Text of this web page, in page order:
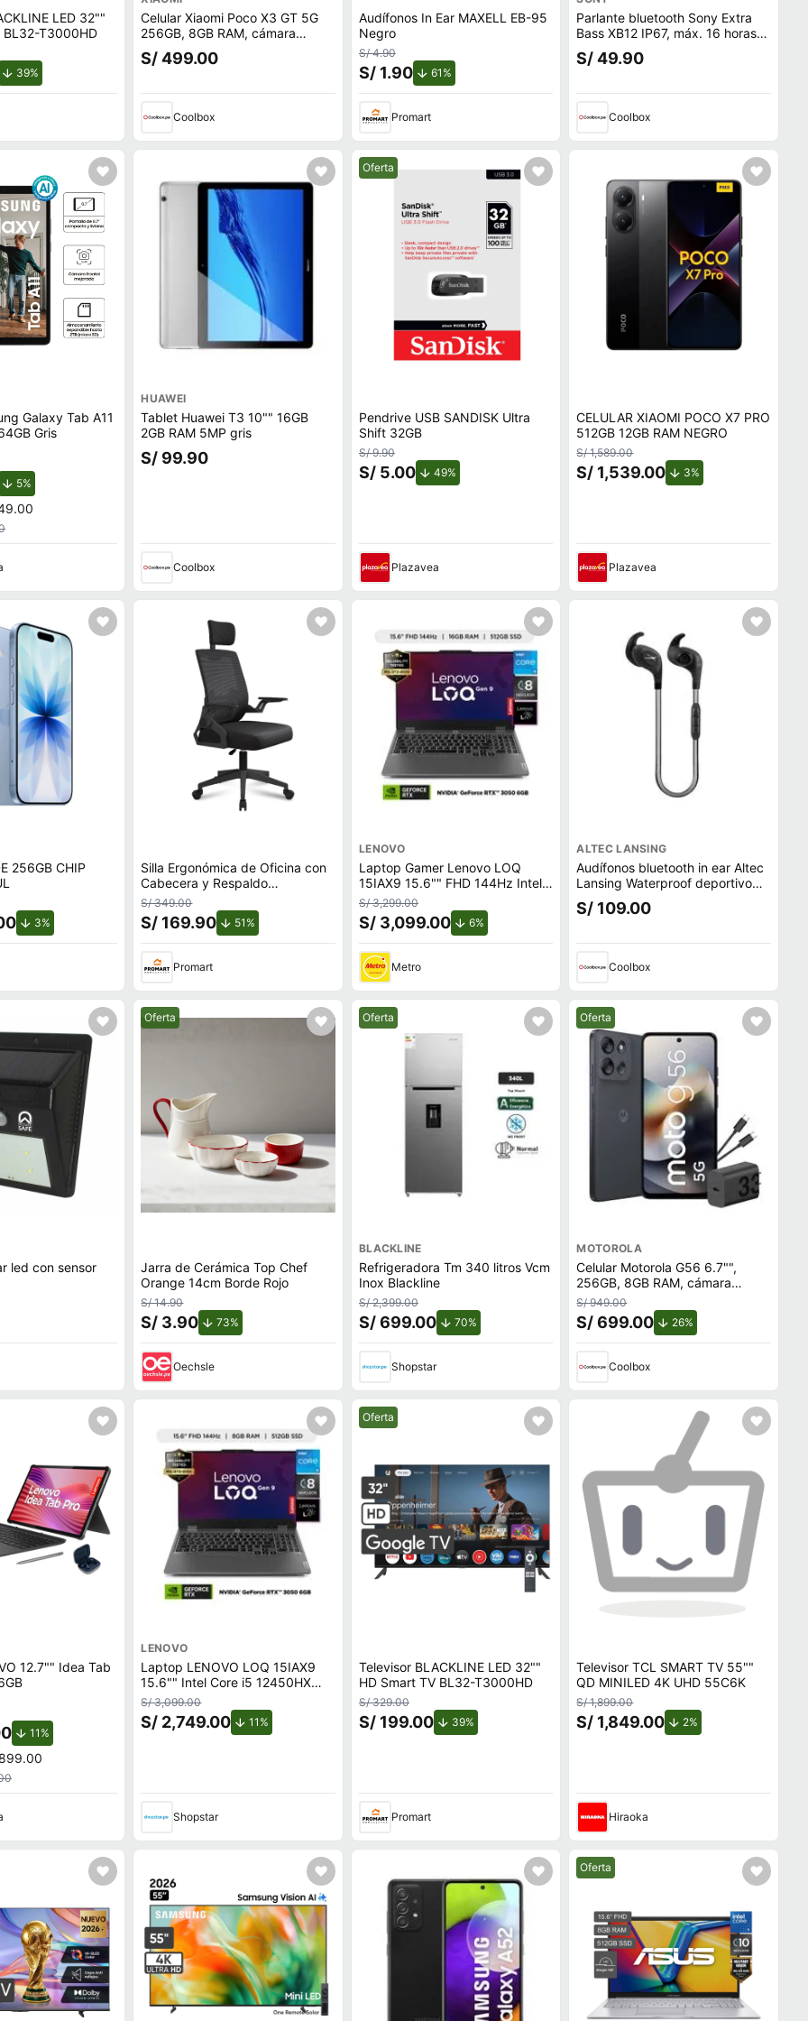
LED 32""
BL32-T3000HD
39%de descuento.
Celular Xiaomi Poco X3 GT 5G
256GB, 8GB RAM, cámara
trasera 64MP y frontal 16MP,
6.6"", negro
S/ 499.00
Coolbox
Audífonos In Ear MAXELL EB-95
Negro
S/ 4.90
S/ 1.90 61%de descuento.
Promart
Parlante bluetooth Sony Extra
Bass XB12 IP67, máx. 16 horas,
azul
S/ 49.90
Coolbox
Galaxy Tab A11
Gris
5%de descuento.
HUAWEI
Tablet Huawei T3 10"" 16GB
2GB RAM 5MP gris
S/ 99.90
Coolbox
Mejor precio.
Oferta
Pendrive USB SANDISK Ultra
Shift 32GB
S/ 9.90
S/ 5.00 49%de descuento.
Plazavea
CELULAR XIAOMI POCO X7 PRO
512GB 12GB RAM NEGRO
S/ 1,589.00
S/ 1,539.00 3%
Plazavea
256GB CHIP
3%de descuento.
Silla Ergonómica de Oficina con
Cabecera y Respaldo
Regulables
S/ 349.00
S/ 169.90 51%
Promart
LENOVO
Laptop Gamer Lenovo LOQ
15IAX9 15.6"" FHD 144Hz Intel
Core i5-12450HX 512GB SSD
16GB RTX 3050 6GB
S/ 3,299.00
S/ 3,099.00 6%de descuento.
Metro
ALTEC LANSING
Audífonos bluetooth in ear Altec
Lansing Waterproof deportivo
IPX6, micrófono incorporado,
máx. 6 horas, control volumen,
S/ 109.00
Coolbox
led con sensor
Mejor precio.
Oferta
Jarra de Cerámica Top Chef
Orange 14cm Borde Rojo
S/ 14.90
S/ 3.90 73%
Oechsle
Mejor precio.
Oferta
BLACKLINE
Refrigeradora Tm 340 litros Vcm
Inox Blackline
S/ 2,399.00
S/ 699.00 70%de descuento.
Shopstar
Mejor precio.
Oferta
MOTOROLA
Celular Motorola G56 6.7"",
256GB, 8GB RAM, cámara
trasera 50MP y frontal 32MP,
azul marino
S/ 949.00
S/ 699.00 26%
Coolbox
12.7"" Idea Tab
11%de descuento.
LENOVO
Laptop LENOVO LOQ 15IAX9
15.6"" Intel Core i5 12450HX
8GB 512GB SSD
S/ 3,099.00
S/ 2,749.00 11%
Shopstar
Mejor precio.
Oferta
Televisor BLACKLINE LED 32""
HD Smart TV BL32-T3000HD
S/ 329.00
S/ 199.00 39%de descuento.
Promart
Televisor TCL SMART TV 55""
QD MINILED 4K UHD 55C6K
S/ 1,899.00
S/ 1,849.00 2%
Hiraoka
Mejor precio.
Oferta